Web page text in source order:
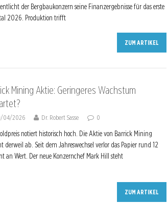
der Bergbaukonzern seine Finanzergebnisse für das erste
2026. Produktion trifft
ZUM ARTIKEL
Mining Aktie: Geringeres Wachstum
04/2026 Dr. Robert Sasse 0
notiert historisch hoch. Die Aktie von Barrick Mining
derweil ab. Seit dem Jahreswechsel verlor das Papier rund 12
an Wert. Der neue Konzernchef Mark Hill steht
ZUM ARTIKEL